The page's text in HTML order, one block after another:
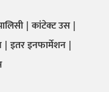
कांटेक्ट उस
इतर इनफार्मेशन